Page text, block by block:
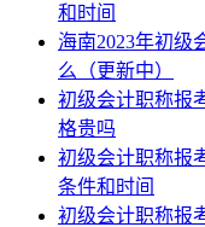
和时间
海南2023年初级
么（更新中）
初级会计职称报
格贵吗
初级会计职称报
条件和时间
初级会计职称报